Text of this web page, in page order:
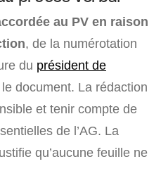
au PV en raison
, de la numérotation
du président de
document. La rédaction
et tenir compte de
de l’AG. La
qu’aucune feuille ne